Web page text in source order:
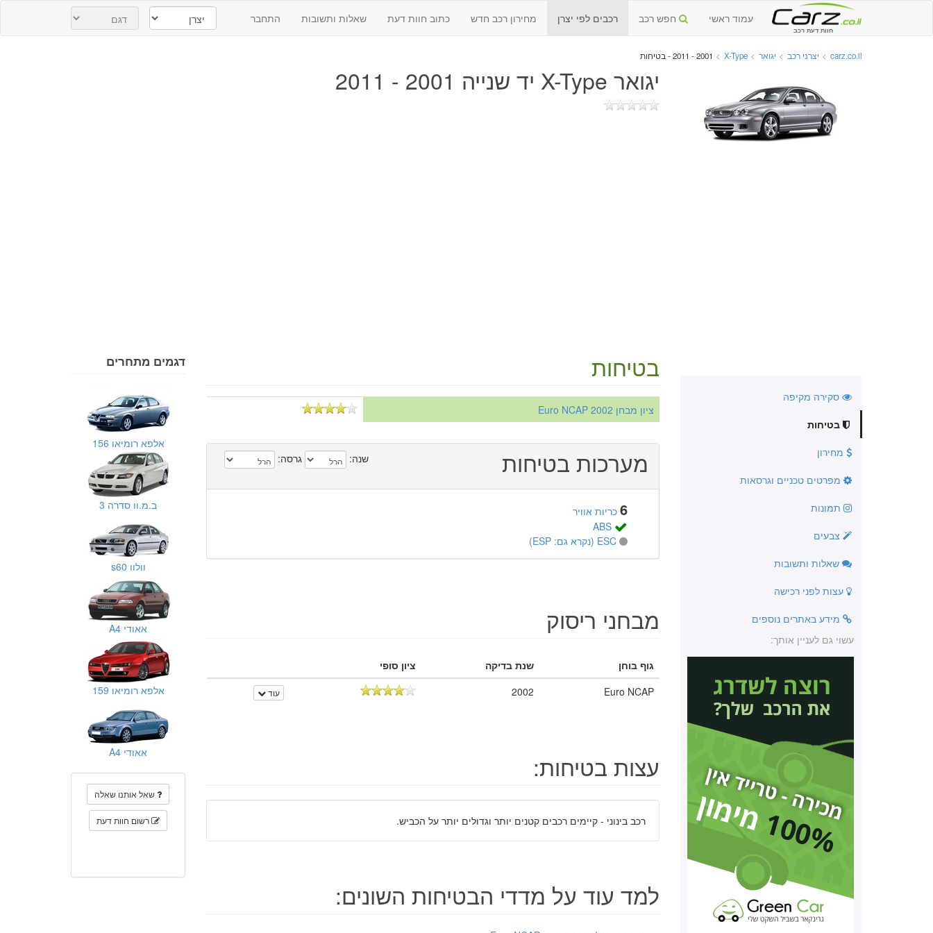
חוות דעת רכב
עמוד ראשי חפש רכב רכבים לפי יצרן מחירון רכב חדש כתוב חוות דעת שאלות ותשובות התחבר
carz.co.il
> יצרני רכב > יגואר >
X-Type
> 2001 - 2011 - בטיחות
יגואר X-Type יד שנייה 2001 - 2011
סקירה מקיפה
בטיחות
מחירון
מפרטים טכניים וגרסאות
תמונות
צבעים
שאלות ותשובות
עצות לפני רכישה
מידע באתרים נוספים
עשוי גם לעניין אותך:
בטיחות
ציון מבחן Euro NCAP 2002
מערכות בטיחות שנה: גרסה:
6 כריות אוויר
ABS
ESC (נקרא גם: ESP)
מבחני ריסוק
גוף בוחן שנת בדיקה
ציון סופי
Euro NCAP
2002 עוד
עצות בטיחות:
רכב בינוני - קיימים רכבים קטנים יותר וגדולים יותר על הכביש.
למד עוד על מדדי הבטיחות השונים:
דגמים מתחרים
אלפא רומיאו 156
ב.מ.וו סדרה 3
וולוו s60
אאודי A4
אלפא רומיאו 159
אאודי A4
שאל אותנו שאלה
רשום חוות דעת